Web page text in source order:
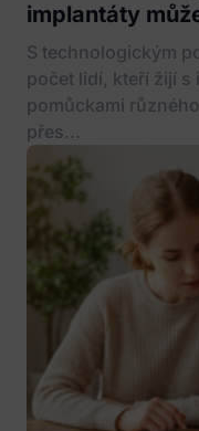
implantáty
S technologickým
počet lidí, kteří žijí s
pomůckami
přes...